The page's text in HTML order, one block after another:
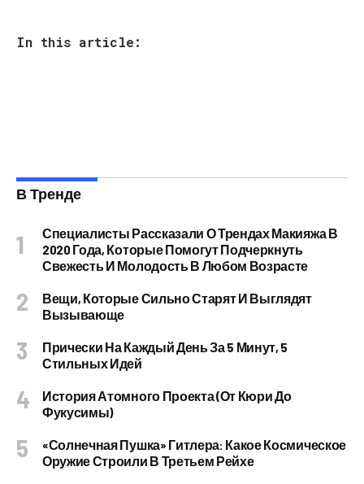
In this article:
В Тренде
Специалисты Рассказали О Трендах Макияжа В
2020 Года, Которые Помогут Подчеркнуть
Свежесть И Молодость В Любом Возрасте
Вещи, Которые Сильно Старят И Выглядят
Вызывающе
Прически На Каждый День За 5 Минут, 5
Стильных Идей
История Атомного Проекта (от Кюри До
Фукусимы)
«Солнечная Пушка» Гитлера: Какое Космическое
Оружие Строили В Третьем Рейхе